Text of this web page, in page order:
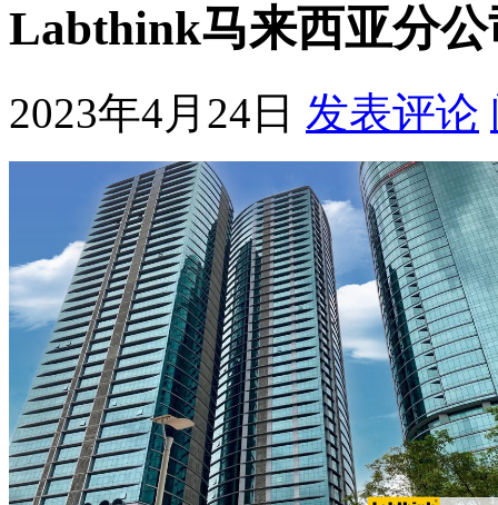
Labthink马来西亚分
2023年4月24日 发表评论